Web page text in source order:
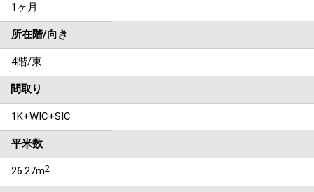
1ヶ月
所在階/向き
4階/東
間取り
1K+WIC+SIC
平米数
26.27m2